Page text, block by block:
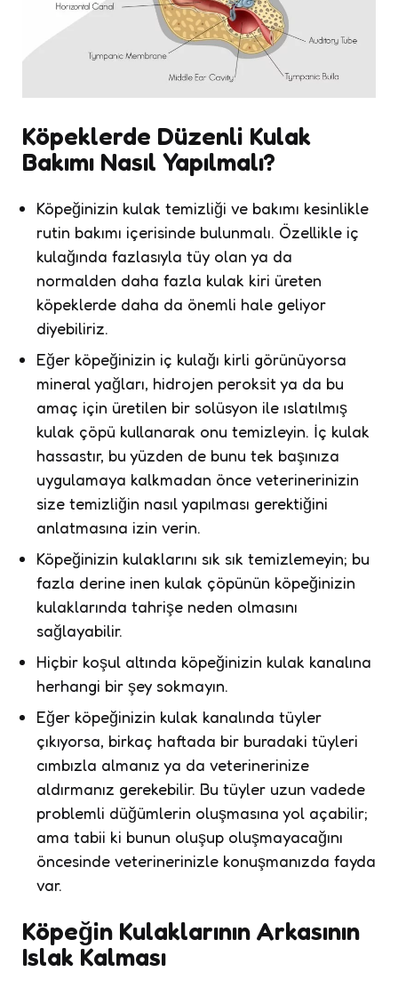
Köpeklerde Düzenli Kulak
Bakımı Nasıl Yapılmalı?
Köpeğinizin kulak temizliği ve bakımı kesinlikle
rutin bakımı içerisinde bulunmalı. Özellikle iç
kulağında fazlasıyla tüy olan ya da
normalden daha fazla kulak kiri üreten
köpeklerde daha da önemli hale geliyor
diyebiliriz.
Eğer köpeğinizin iç kulağı kirli görünüyorsa
mineral yağları, hidrojen peroksit ya da bu
amaç için üretilen bir solüsyon ile ıslatılmış
kulak çöpü kullanarak onu temizleyin. İç kulak
hassastır, bu yüzden de bunu tek başınıza
uygulamaya kalkmadan önce veterinerinizin
size temizliğin nasıl yapılması gerektiğini
anlatmasına izin verin.
Köpeğinizin kulaklarını sık sık temizlemeyin; bu
fazla derine inen kulak çöpünün köpeğinizin
kulaklarında tahrişe neden olmasını
sağlayabilir.
Hiçbir koşul altında köpeğinizin kulak kanalına
herhangi bir şey sokmayın.
Eğer köpeğinizin kulak kanalında tüyler
çıkıyorsa, birkaç haftada bir buradaki tüyleri
cımbızla almanız ya da veterinerinize
aldırmanız gerekebilir. Bu tüyler uzun vadede
problemli düğümlerin oluşmasına yol açabilir;
ama tabii ki bunun oluşup oluşmayacağını
öncesinde veterinerinizle konuşmanızda fayda
var.
Köpeğin Kulaklarının Arkasının
Islak Kalması